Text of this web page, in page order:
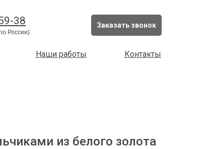
Заказать звонок
38
России)
Контакты
Наши работы
из белого золота